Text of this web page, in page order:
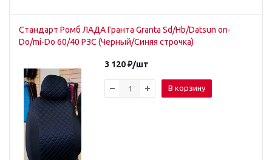
Стандарт Ромб ЛАДА Гранта Granta Sd/Hb/Datsun on-
Do/mi-Do 60/40 РЗС (Черный/Синяя строчка)
3 120₽/шт
В корзину